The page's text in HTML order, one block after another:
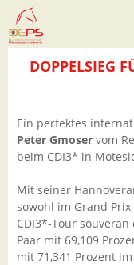
DOPPELSIEG
Ein perfektes
Peter Gmoservom
beim CDI3* in
Mit seiner
sowohl im Grand
CDI3*-Tour
Paar mit 69,109
mit 71,341 Prozent